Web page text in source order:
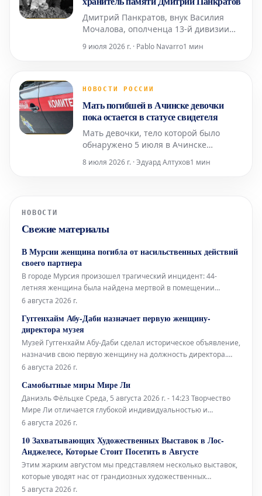
уже
Дмитрий Панкратов, внук Василия
Мочалова, ополченца 13-й дивизии
района Москвы, на протяжении 30 лет
Отечественной войны. В его
около пяти тысяч различных
артефактов: конв
9 июля 2026 г. · Pablo Navarro1 мин
НОВОСТИ РОССИИ
Мать погибшей в Ачинске девочки
пока остается в статусе свидетеля
Мать девочки, тело которой было
обнаружено 5 июля в Ачинске
исчезновения, на данный момент
Следственного комитета России.
8 июля 2026 г. · Эдуард Алтухов1 мин
НОВОСТИ
Свежие материалы
В Мурсии женщина погибла от насильственных действий
своего партнера
В городе Мурсия произошел трагический инцидент: 44-
летняя женщина была найдена мертвой в помещении
обувной мастерской. Согласно предварительным данным,
предположительно нанесенные ее партнером. Тело погибшей
обнаружили в одной из торговых галерей коммерчес
6 августа 2026 г.
Гуггенхайм Абу-Даби назначает первую женщину-
директора музея
Музей Гуггенхайм Абу-Даби сделал историческое объявление,
назначив свою первую женщину на должность директора.
Это значительное событие открывает новую главу в
6 августа 2026 г.
Самобытные миры Мире Ли
Даниэль Фёльцке Среда, 5 августа 2026 г. - 14:23 Творчество
Мире Ли отличается глубокой индивидуальностью и
своеобразным подходом к искусству. Ее работы погружают
пространства, полные необычных форм и концепций, которые
бросают вызов привычном
6 августа 2026 г.
10 Захватывающих Художественных Выставок в Лос-
Анджелесе, Которые Стоит Посетить в Августе
Этим жарким августом мы представляем несколько выставок,
которые уводят нас от грандиозных художественных
высказываний в сторону более интимного, личного и
5 августа 2026 г.